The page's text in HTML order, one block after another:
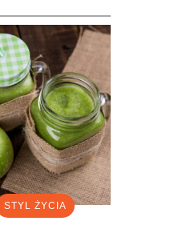
STYL ŻYCIA